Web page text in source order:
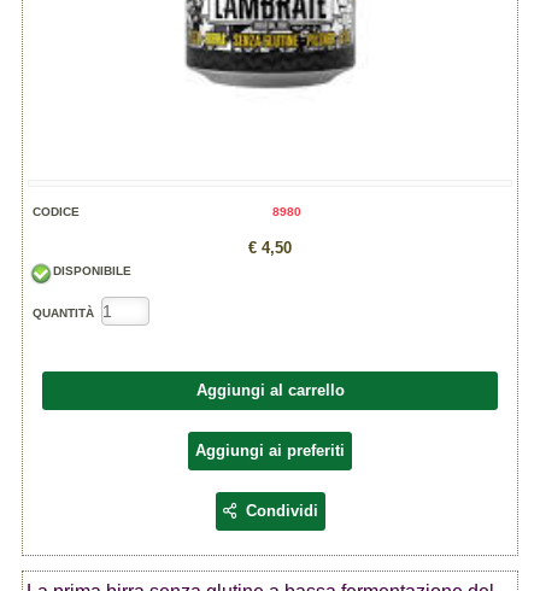
CODICE 8980
€ 4,50
DISPONIBILE
QUANTITÀ
Aggiungi al carrello
Aggiungi ai preferiti
Condividi